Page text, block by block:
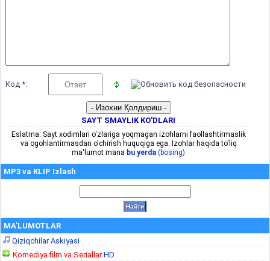
Код *:
SAYT SMAYLIK KO'DLARI
Eslatma: Sayt xodimlari o'zlariga yoqmagan izohlarni faollashtirmaslik
va ogohlantirmasdan o'chirish huquqiga ega. Izohlar haqida to'liq
ma'lumot mana bu yerda (bosing)
MP3 va KLIP Izlash
MA'LUMOTLAR
Qiziqchilar Askiyasi
Komediya film va SeriallarHD